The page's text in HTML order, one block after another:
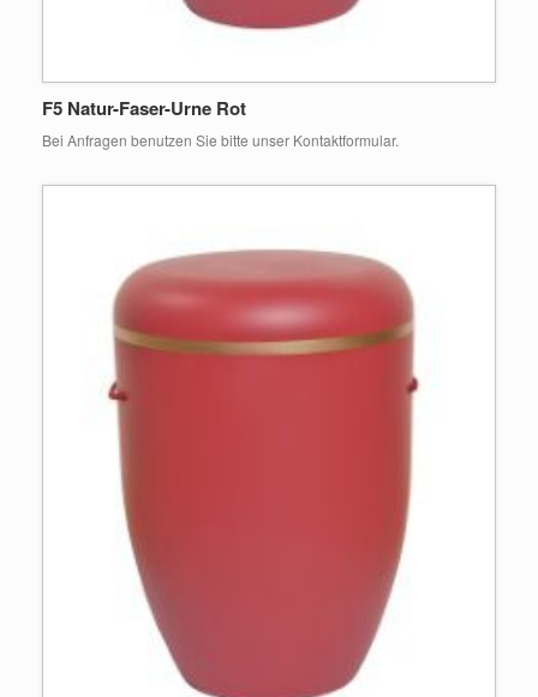
F5 Natur-Faser-Urne Rot
Bei Anfragen benutzen Sie bitte unser Kontaktformular.